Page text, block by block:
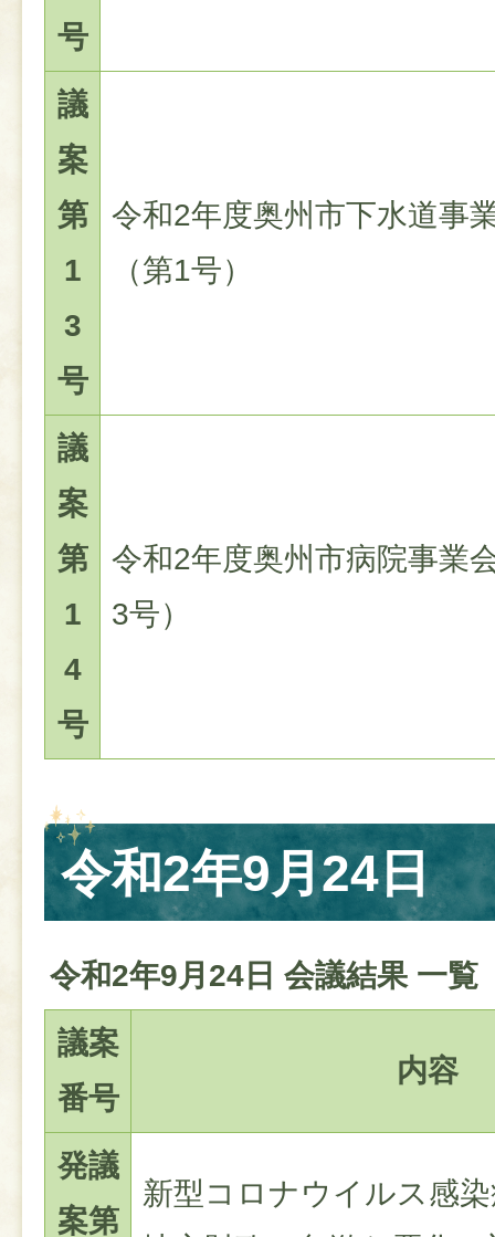
号
議
案
第
1
3
号
令和2年度奥州市下水道事
（第1号）
議
案
第
1
4
号
令和2年度奥州市病院事業
3号）
令和2年9月24日
令和2年9月24日 会議結果 一覧
議案
番号
内容
発議
案第
新型コロナウイルス感